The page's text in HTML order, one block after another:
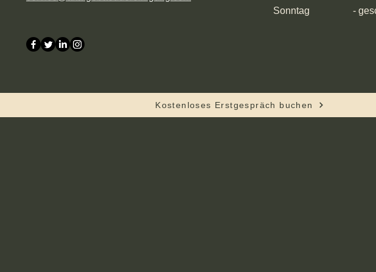
​Sonntag -
Kostenloses Erstgespräch buchen